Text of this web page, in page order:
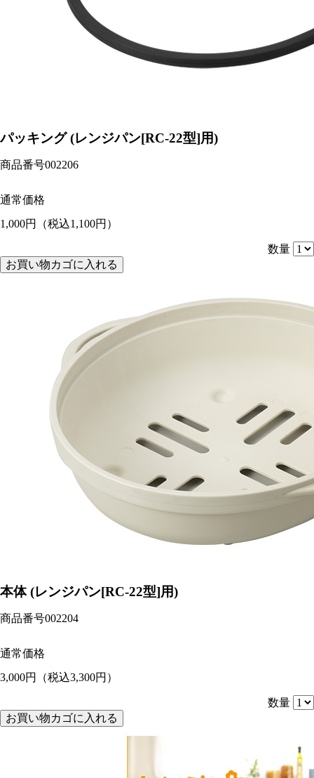
パッキング (レンジパン[RC-22型]用)
商品番号002206
通常価格
1,000円
（税込1,100円）
数量
本体 (レンジパン[RC-22型]用)
商品番号002204
通常価格
3,000円
（税込3,300円）
数量